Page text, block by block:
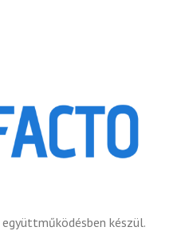
készül.